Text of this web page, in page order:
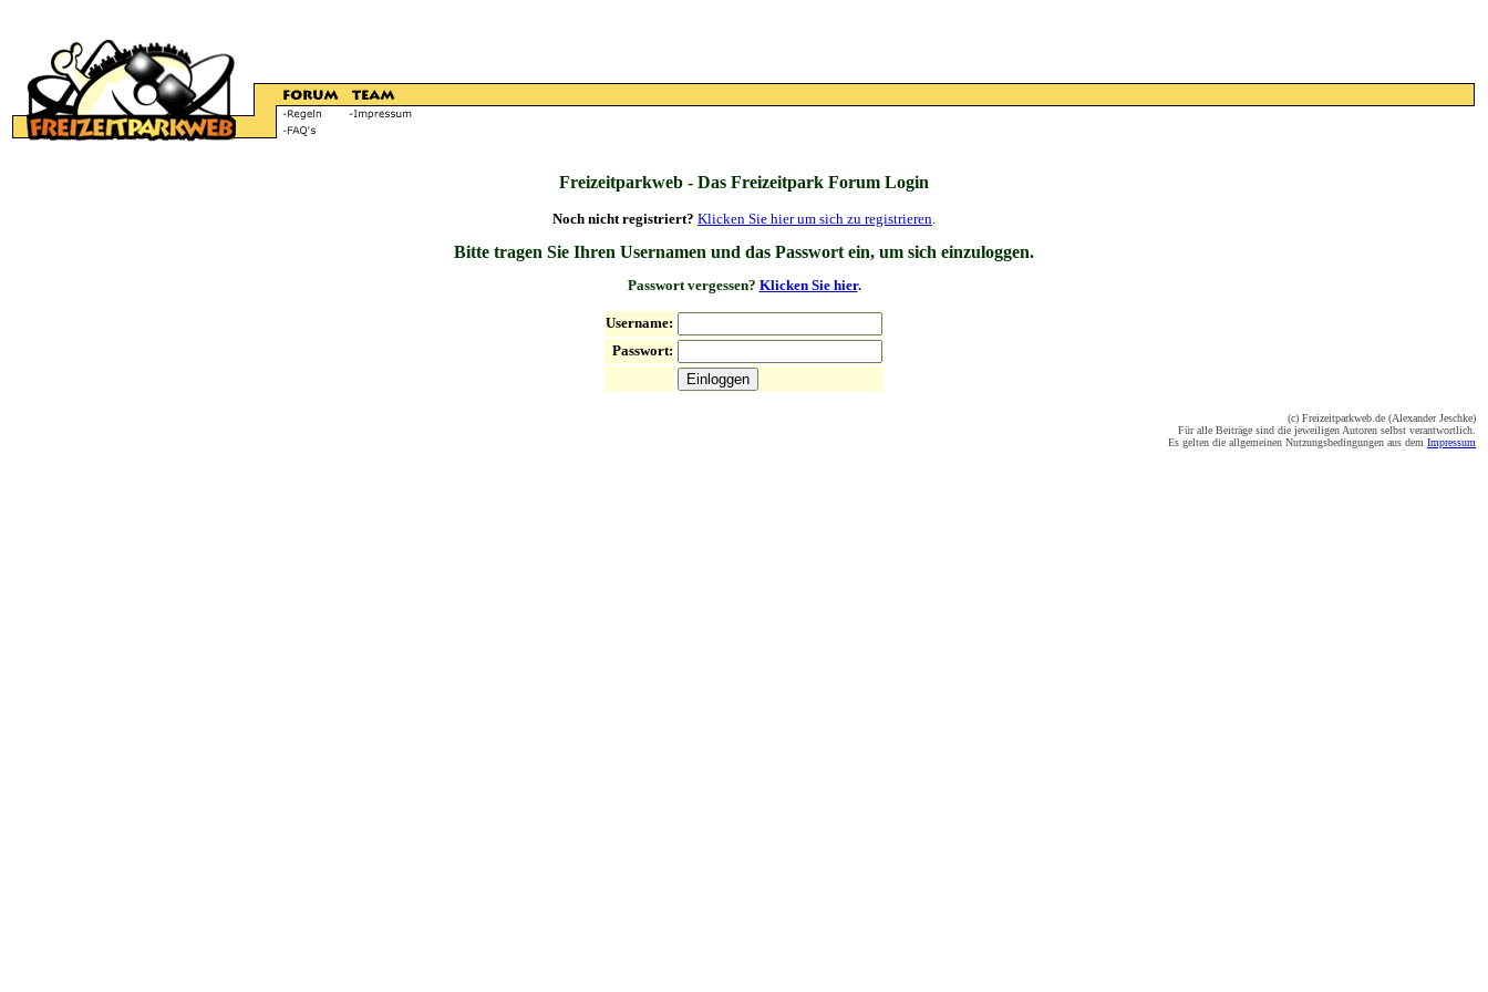
Freizeitparkweb - Das Freizeitpark Forum Login
Noch nicht registriert? Klicken Sie hier um sich zu registrieren.
Bitte tragen Sie Ihren Usernamen und das Passwort ein, um sich einzuloggen.
Passwort vergessen? Klicken Sie hier.
Username:
Passwort:
(c) Freizeitparkweb.de (Alexander Jeschke)
Für alle Beiträge sind die jeweiligen Autoren selbst verantwortlich.
Es gelten die allgemeinen Nutzungsbedingungen aus dem Impressum